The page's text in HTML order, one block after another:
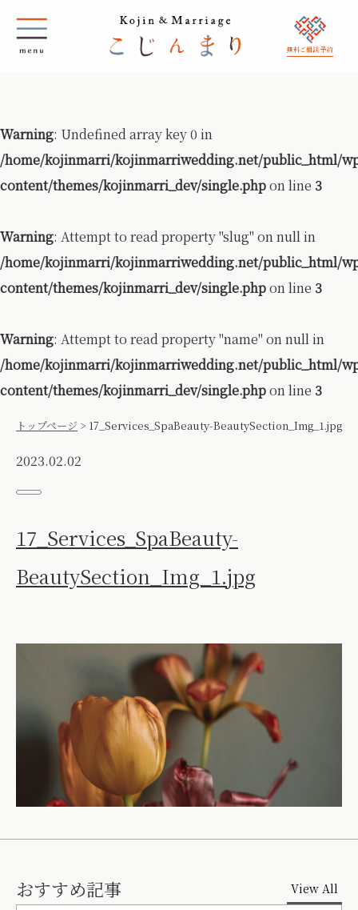
無料ご相談 予約
Warning: Undefined array key 0 in
/home/kojinmarri/kojinmarriwedding.net/public_html/
content/themes/kojinmarri_dev/single.phpon line 3
Warning: Attempt to read property "slug" on null in
/home/kojinmarri/kojinmarriwedding.net/public_html/
content/themes/kojinmarri_dev/single.phpon line 3
Warning: Attempt to read property "name" on null in
/home/kojinmarri/kojinmarriwedding.net/public_html/
content/themes/kojinmarri_dev/single.phpon line 3
トップページ > 17_Services_SpaBeauty-BeautySection_Img_1.jpg
2023.02.02
17_Services_SpaBeauty-
BeautySection_Img_1.jpg
おすすめ記事 View All